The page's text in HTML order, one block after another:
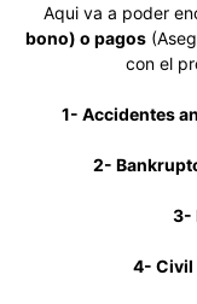
Aqui va a poder
bono) o pagos
con el
1- Accidentes
2-
3-
4- Civil